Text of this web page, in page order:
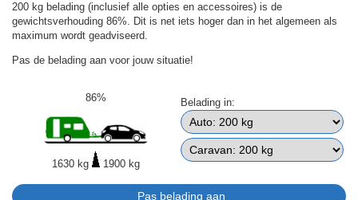
200 kg belading (inclusief alle opties en accessoires) is de
gewichtsverhouding 86%. Dit is net iets hoger dan in het algemeen als
maximum wordt geadviseerd.
Pas de belading aan voor jouw situatie!
86%
1630 kg 1900 kg
Belading in: